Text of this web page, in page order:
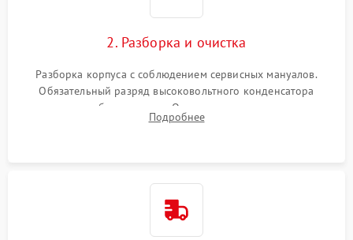
2. Разборка и очистка
Разборка корпуса с соблюдением сервисных мануалов.
Обязательный разряд высоковольтного конденсатора
вспышки для безопасности. Очистка внутренних узлов от
пыли, песка и следов влаги с помощью спецсредств.
Подробнее